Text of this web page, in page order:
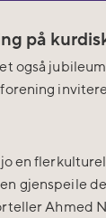
på
også
en
gjenspeile
Ahmed